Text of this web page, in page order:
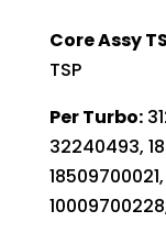
Core Assy
TSP
Per Turbo:
32240493,